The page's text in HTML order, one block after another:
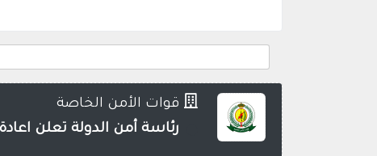
قوات الأمن الخاصة
رئاسة أمن الدولة تعلن